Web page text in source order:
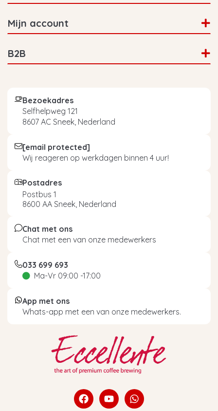
Mijn account
B2B
Bezoekadres
Selfhelpweg 121
8607 AC Sneek, Nederland
[email protected]
Wij reageren op werkdagen binnen 4 uur!
Postadres
Postbus 1
8600 AA Sneek, Nederland
Chat met ons
Chat met een van onze medewerkers
033 699 693
Ma-Vr 09:00 -17:00
App met ons
Whats-app met een van onze medewerkers.